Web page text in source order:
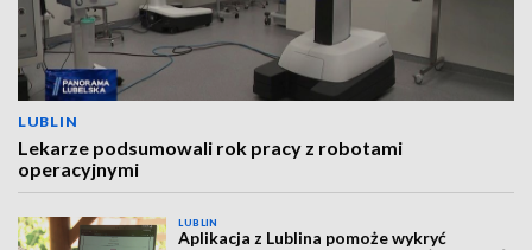
LUBLIN
Lekarze podsumowali rok pracy z robotami
operacyjnymi
LUBLIN
Aplikacja z Lublina pomoże wykryć